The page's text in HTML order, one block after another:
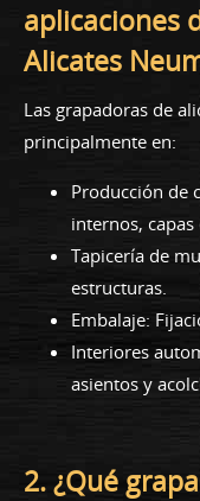
aplicaciones
Alicates
Las grapadoras de
principalmente en:
Producción de
internos,
Tapicería de
estructuras.
Embalaje:
Interiores
asientos y
2. ¿Qué